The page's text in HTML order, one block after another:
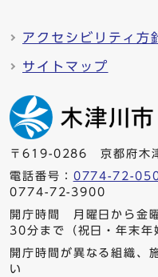
アクセシビリティ方
サイトマップ
〒619-0286 京都府木
電話番号： 0774-72-
0774-72-3900
開庁時間 月曜日から金
30分まで（祝日・年末年
開庁時間が異なる組織、
い